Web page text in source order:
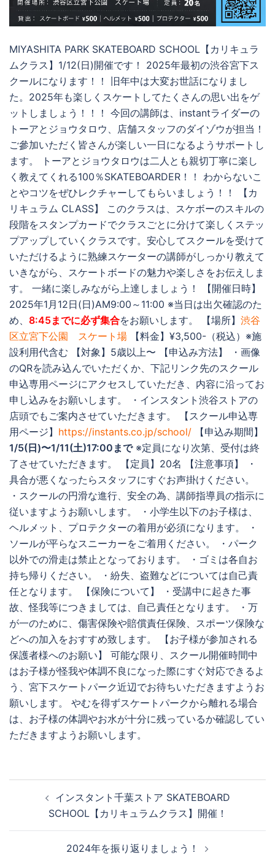
MIYASHITA PARK SKATEBOARD SCHOOL【カリキュラ
ムクラス】1/12(日)開催です！ 2025年最初の渋谷宮下ス
クールになります！！ 旧年中は大変お世話になりまし
た。2025年も楽しくスケートしてたくさんの思い出をゲ
ットしましょう！！！ 今回の講師は、instantライダーの
トーアとジョウタロウ、店舗スタッフのダイゾウが担当！
ご參加いただく皆さんが楽しい一日になるようサポートし
ます。 トーアとジョウタロウは二人とも親切丁寧に楽し
く教えてくれる100％SKATEBOARDER！！ わからないこ
とやコツをぜひレクチャーしてもらいましょう！！ 【カ
リキュラム CLASS】 このクラスは、スケボーのスキルの
段階をスタンプカードでクラスごとに分けて楽しくステッ
プアップしていくクラスです。安心してスクールを受けて
いただけるように熟練スケーターの講師がしっかり教えて
いきながら、スケートボードの魅力や楽しさをお伝えしま
す。 一緒に楽しみながら上達しましょう！ 【開催日時】
2025年1月12日(日)AM9:00～11:00 ※当日は出欠確認のた
め、 8:45までに必ず集合をお願いします。 【場所】 渋谷
区立宮下公園 スケート場 【料金】¥3,500-（税込）※施
設利用代含む 【対象】5歳以上〜 【申込み方法】 ・画像
のQRを読み込んでいただくか、下記リンク先のスクール
申込専用ページにアクセスしていただき、内容に沿ってお
申し込みをお願いします。 ・インスタント渋谷ストアの
店頭でもご案内させていただきます。 【スクール申込専
用ページ】 https://instants.co.jp/school/ 【申込み期間】
1/5(日)〜1/11(土)17:00まで※定員になり次第、受付は終
了させていただきます。 【定員】20名 【注意事項】 ・
具合が悪くなったらスタッフにすぐお声掛けください。
・スクールの円滑な進行、安全の為、講師指導員の指示に
従いますようお願いします。 ・小学生以下のお子様は、
ヘルメット、プロテクターの着用が必須になります。 ・
ソールが平らなスニーカーをご着用ください。 ・パーク
以外での滑走は禁止となっております。 ・ゴミは各自お
持ち帰りください。 ・紛失、盗難などについては自己責
任となります。 【保険について】 ・受講中に起きた事
故、怪我等につきましては、自己責任となります。 ・万
が一のために、傷害保険や賠償責任保険、スポーツ保険な
どへの加入をおすすめ致します。 【お子様が参加される
保護者様へのお願い】 可能な限り、スクール開催時間中
はお子様が怪我や体調不良になった際にすぐ対応できるよ
う、宮下スケートパーク近辺でお待ちいただきますようお
願いします。 やむを得ずスケートパークから離れる場合
は、お子様の体調やお水が十分に残っているか確認してい
ただきますようお願いします。
インスタント千葉ストア SKATEBOARD
SCHOOL【カリキュラムクラス】開催！
2024年を振り返りましょう！